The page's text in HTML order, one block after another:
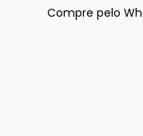
Compre pelo